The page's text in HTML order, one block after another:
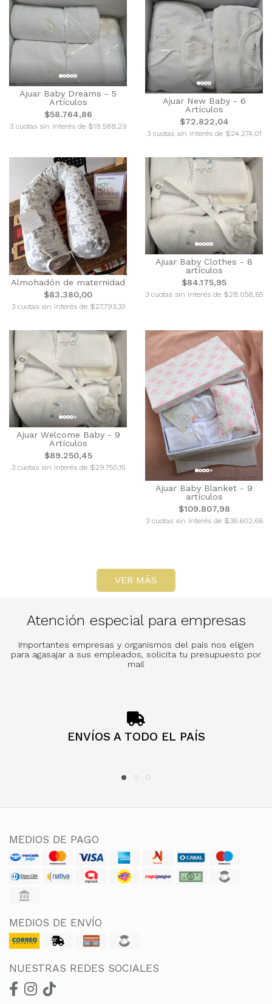
Ajuar Baby Dreams - 5
Artículos
$58.764,86
3 cuotas sin interés de $19.588,29
Ajuar New Baby - 6
Artículos
$72.822,04
3 cuotas sin interés de $24.274,01
Almohadón de maternidad
$83.380,00
3 cuotas sin interés de $27.793,33
Ajuar Baby Clothes - 8
artículos
$84.175,95
3 cuotas sin interés de $28.058,65
Ajuar Welcome Baby - 9
Artículos
$89.250,45
3 cuotas sin interés de $29.750,15
Ajuar Baby Blanket - 9
artículos
$109.807,98
3 cuotas sin interés de $36.602,66
VER MÁS
Atención especial para empresas
Importantes empresas y organismos del país nos eligen
para agasajar a sus empleados, solicita tu presupuesto por
mail
ENVÍOS A TODO EL PAÍS
MEDIOS DE PAGO
MEDIOS DE ENVÍO
NUESTRAS REDES SOCIALES